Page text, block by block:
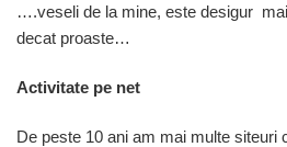
….veseli de la mine, este desigur
decat proaste…
Activitate pe net
De peste 10 ani am mai multe siteuri